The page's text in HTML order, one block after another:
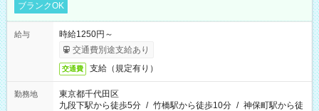
ブランクOK
給与
時給1250円～
交通費別途支給あり
交通費 支給（規定有り）
勤務地
東京都千代田区
九段下駅から徒歩5分 / 竹橋駅から徒歩10分 / 神保町駅から徒